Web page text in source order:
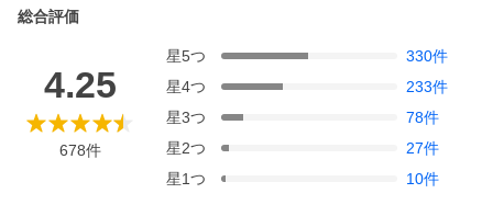
総合評価
4.25
678件
星5つ 330件
星4つ 233件
星3つ 78件
星2つ 27件
星1つ 10件